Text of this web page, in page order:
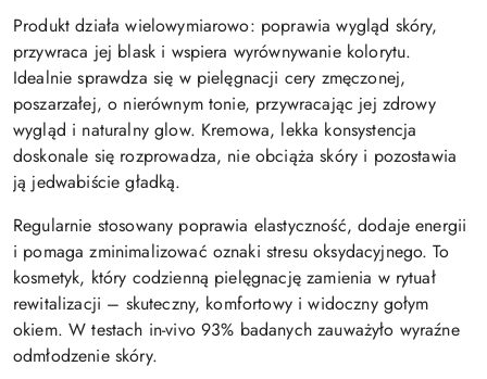
Produkt działa wielowymiarowo: poprawia wygląd skóry,
przywraca jej blask i wspiera wyrównywanie kolorytu.
Idealnie sprawdza się w pielęgnacji cery zmęczonej,
poszarzałej, o nierównym tonie, przywracając jej zdrowy
wygląd i naturalny glow. Kremowa, lekka konsystencja
doskonale się rozprowadza, nie obciąża skóry i pozostawia
ją jedwabiście gładką.
Regularnie stosowany poprawia elastyczność, dodaje energii
i pomaga zminimalizować oznaki stresu oksydacyjnego. To
kosmetyk, który codzienną pielęgnację zamienia w rytuał
rewitalizacji – skuteczny, komfortowy i widoczny gołym
okiem. W testach in-vivo 93% badanych zauważyło wyraźne
odmłodzenie skóry.